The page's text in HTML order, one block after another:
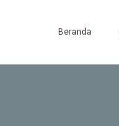
Beranda